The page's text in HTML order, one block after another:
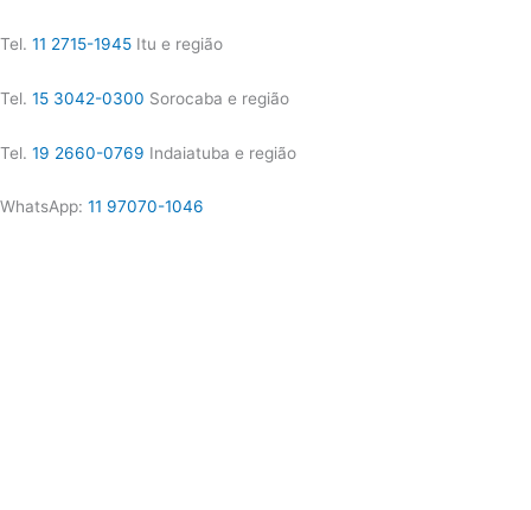
Tel. 11 2715-1945 Itu e região
Tel. 15 3042-0300 Sorocaba e região
Tel. 19 2660-0769 Indaiatuba e região
WhatsApp: 11 97070-1046